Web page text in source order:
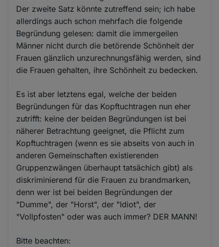
Der zweite Satz könnte zutreffend sein; ich habe
allerdings auch schon mehrfach die folgende
Begründung gelesen: damit die immergeilen
Männer nicht durch die betörende Schönheit der
Frauen gänzlich unzurechnungsfähig werden, sind
die Frauen gehalten, ihre Schönheit zu bedecken.
Es ist aber letztens egal, welche der beiden
Begründungen für das Kopftuchtragen nun eher
zutrifft: keine der beiden Begründungen ist bei
näherer Betrachtung geeignet, die Pflicht zum
Kopftuchtragen (wenn es sie abseits von auch in
anderen Gemeinschaften existierenden
Gruppenzwängen überhaupt tatsächich gibt) als
diskriminierend für die Frauen zu brandmarken,
denn wer ist bei beiden Begründungen der
"Dumme", der "Horst", der "Idiot", der
"Vollpfosten" oder was auch immer? DER MANN!
Bitte beachten: